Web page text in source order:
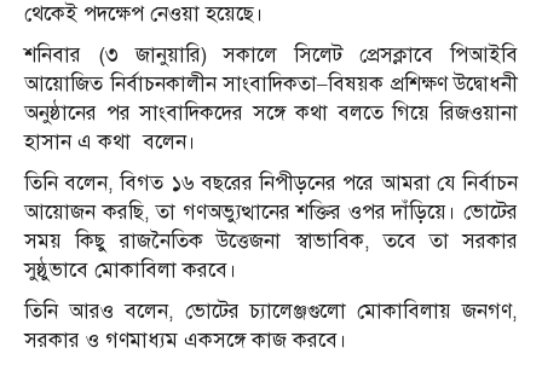
থেকেই পদক্ষেপ নেওয়া হয়েছে।
শনিবার (৩ জানুয়ারি) সকালে সিলেট প্রেসক্লাবে পিআইবি
আয়োজিতনির্বাচনকালীন সাংবাদিকতা–বিষয়ক প্রশিক্ষণ উদ্বোধনী
অনুষ্ঠানের পর সাংবাদিকদের সঙ্গে কথা বলতে গিয়ে রিজওয়ানা
হাসান এ কথা বলেন।
তিনি বলেন, বিগত ১৬ বছরের নিপীড়নের পরে আমরা যে নির্বাচন
আয়োজন করছি, তা গণঅভ্যুত্থানের শক্তির ওপর দাঁড়িয়ে। ভোটের
সময় কিছু রাজনৈতিক উত্তেজনা স্বাভাবিক, তবে তা সরকার
সুষ্ঠুভাবে মোকাবিলা করবে।
তিনি আরও বলেন, ভোটের চ্যালেঞ্জগুলো মোকাবিলায় জনগণ,
সরকার ও গণমাধ্যম একসঙ্গে কাজ করবে।